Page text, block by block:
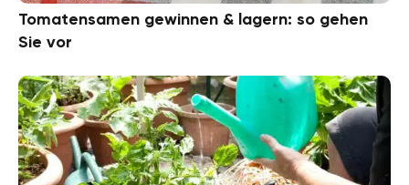
Tomatensamen gewinnen & lagern: so gehen
Sie vor